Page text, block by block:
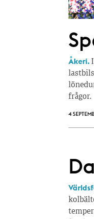
Åkeri.
frågor.
4